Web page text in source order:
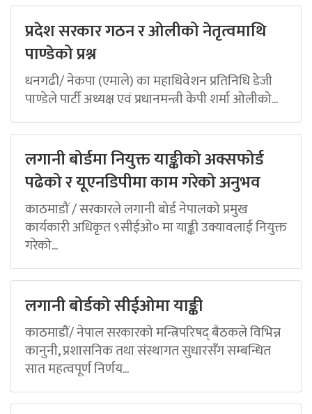
प्रदेश सरकार गठन र ओलीको नेतृत्वमाथि
पाण्डेको प्रश्न
धनगढी/ नेकपा (एमाले) का महाधिवेशन प्रतिनिधि डेजी
पाण्डेले पार्टी अध्यक्ष एवं प्रधानमन्त्री केपी शर्मा ओलीको...
लगानी बोर्डमा नियुक्त याङ्कीको अक्सफोर्ड
पढेको र यूएनडिपीमा काम गरेको अनुभव
काठमाडौं / सरकारले लगानी बोर्ड नेपालको प्रमुख
कार्यकारी अधिकृत ९सीईओ० मा याङ्की उक्यावलाई नियुक्त
गरेको...
लगानी बोर्डको सीईओमा याङ्की
काठमाडौं/ नेपाल सरकारको मन्त्रिपरिषद् बैठकले विभिन्न
कानुनी, प्रशासनिक तथा संस्थागत सुधारसँग सम्बन्धित
सात महत्वपूर्ण निर्णय...